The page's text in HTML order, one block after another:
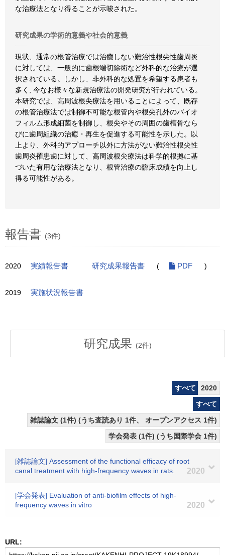
な治療法となり得ることが示唆された。
研究成果の学術的意義や社会的意義
現状、通常の根管治療では治癒しない難治性根尖性歯周炎
に対しては、一般的に歯根端切除術など外科的な治療が選
択されている。しかし、非外科的な処置を希望する患者も
多く, 今なお様々な新規治療法の開発研究が行われている。
本研究では、高周波根尖療法を用いることによって、既存
の根管治療法では制御不可能な根管内や根尖孔外のバイオ
フィルム形成細菌を制御し、根尖やその周囲の歯槽骨なら
びに歯周組織の治癒・再生を促進する可能性を示した。以
上より、外科的アプローチ以外に方法がない難治性根尖性
歯周炎罹患歯に対して、高周波根尖療法は科学的根拠に基
づいた有用な治療法となり、根管治療の臨床成績を向上し
得る可能性がある。
報告書 (3件)
2020 実績報告書 研究成果報告書 ( PDF )
2019 実施状況報告書
研究成果 (2件)
すべて
2020
すべて
雑誌論文 (1件) (うち査読あり 1件、 オープンアクセス 1件)
学会発表 (1件) (うち国際学会 1件)
[雑誌論文] Assessment of the functional efficacy of root
canal treatment with high-frequency waves in rats.
2020
[学会発表] Evaluation of anti-biofilm effects of high-
frequency waves in vitro
2020
URL: